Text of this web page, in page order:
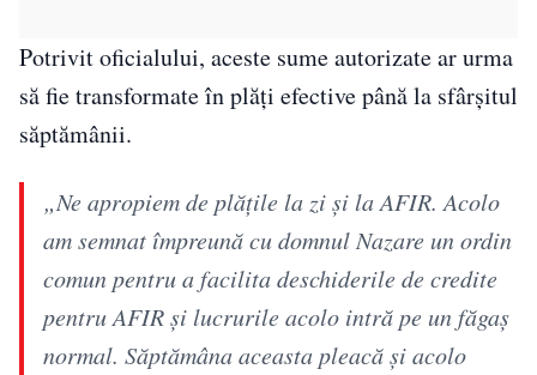
Potrivit oficialului, aceste sume autorizate ar urma
să fie transformate în plăți efective până la sfârșitul
săptămânii.
„Ne apropiem de plăţile la zi şi la AFIR. Acolo
am semnat împreună cu domnul Nazare un ordin
comun pentru a facilita deschiderile de credite
pentru AFIR şi lucrurile acolo intră pe un făgaş
normal. Săptămâna aceasta pleacă şi acolo